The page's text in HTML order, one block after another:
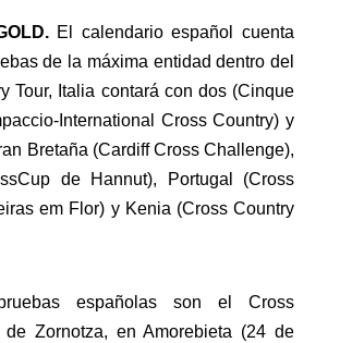
El calendario español cuenta
de la máxima entidad dentro del
Tour, Italia contará con dos (Cinque
International Cross Country) y
Bretaña (Cardiff Cross Challenge),
de Hannut), Portugal (Cross
em Flor) y Kenia (Cross Country
españolas son el Cross
de Zornotza, en Amorebieta (24 de